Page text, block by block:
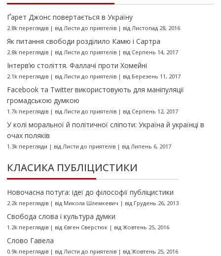
Ґарет Джонс повертається в Україну
2.8k переглядів| від Листи до приятелів| від Листопад 28, 2016
Як питання свободи розділило Камю і Сартра
2.8k переглядів| від Листи до приятелів| від Серпень 14, 2017
Інтерв’ю століття. Фаллачі проти Хомейні
2.1k переглядів| від Листи до приятелів| від Березень 11, 2017
Facebook та Twitter використовують для маніпуляції
громадською думкою
1.7k переглядів| від Листи до приятелів| від Серпень 12, 2017
У колі моральної й політичної сліпоти: Україна й українці в
очах поляків
1.3k перегляди | від Листи до приятелів| від Липень 6, 2017
КЛАСИКА ПУБЛІЦИСТИКИ
Новочасна потуга: ідеї до філософії публіцистики
2.2k переглядів| від Микола Шлемкевич | від Грудень 26, 2013
Свобода слова і культура думки
1.2k переглядів| від Євген Сверстюк| від Жовтень 25, 2016
Слово Гавела
0.9k переглядів| від Листи до приятелів| від Жовтень 25, 2016